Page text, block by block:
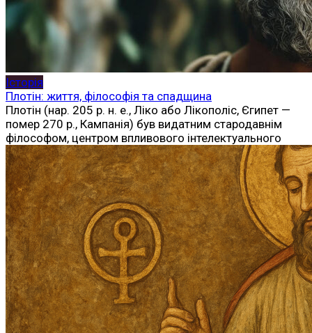
Історія
Плотін: життя, філософія та спадщина
Плотін (нар. 205 р. н. е., Ліко або Лікополіс, Єгипет —
помер 270 р., Кампанія) був видатним стародавнім
філософом, центром впливового інтелектуального